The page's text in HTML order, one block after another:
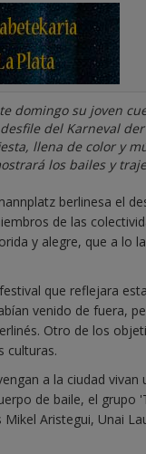
domingo su joven
del Karneval der
llena de color y
los bailes y
berlinesa el
de las
y alegre, que a lo
que reflejara esta
venido de fuera,
Otro de los
culturas.
a la ciudad vivan
de baile, el grupo
Aristegui, Unai